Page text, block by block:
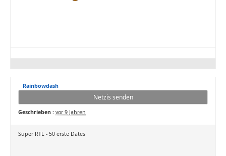
Rainbowdash
Netzis senden
Geschrieben : vor 9 Jahren
Super RTL - 50 erste Dates